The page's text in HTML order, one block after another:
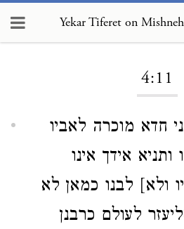
4:11
חדא מוכרה לאביו
ותניא אידך אינו
ולא] לבנו כמאן לא
לעולם כרבנן